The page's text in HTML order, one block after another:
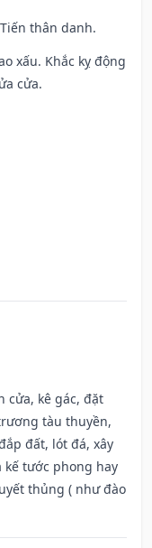
thân danh.
xấu. Khắc kỵ động
cửa.
cửa, kê gác, đặt
tàu thuyền,
đất, lót đá, xây
tước phong hay
thủng ( như đào